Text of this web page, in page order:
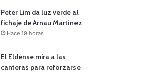
Peter Lim da luz verde al
fichaje de Arnau Martínez
Hace 19 horas
El Eldense mira a las
canteras para reforzarse